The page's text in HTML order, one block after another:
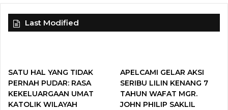
c
o
o
i
u
b
e
s
g
r
Last Modified
SATU HAL YANG TIDAK
PERNAH PUDAR: RASA
KEKELUARGAAN UMAT
KATOLIK WILAYAH
APELCAMI GELAR AKSI
SERIBU LILIN KENANG 7
TAHUN WAFAT MGR.
JOHN PHILIP SAKLIL